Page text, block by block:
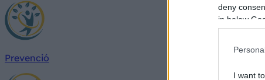
deny
in below
I want
Prevenció